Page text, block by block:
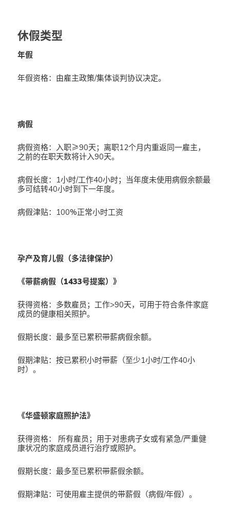
休假类型
年假
年假资格：由雇主政策/集体谈判协议决定。
病假
病假资格：入职≥90天；离职12个月内重返同一雇主，
之前的在职天数将计入90天。
病假长度：1小时/工作40小时；当年度未使用病假余额最
多可结转40小时到下一年度。
病假津贴：100%正常小时工资
孕产及育儿假（多法律保护）
《带薪病假（1433号提案）》
获得资格：多数雇员；工作>90天，可用于符合条件家庭
成员的健康相关照护。
假期长度：最多至已累积带薪病假余额。
假期津贴：按已累积小时带薪（至少1小时/工作40小
时）。
《华盛顿家庭照护法》
获得资格： 所有雇员；用于对患病子女或有紧急/严重健
康状况的家庭成员进行治疗或照护。
假期长度：最多至已累积带薪假余额。
假期津贴：可使用雇主提供的带薪假（病假/年假）。